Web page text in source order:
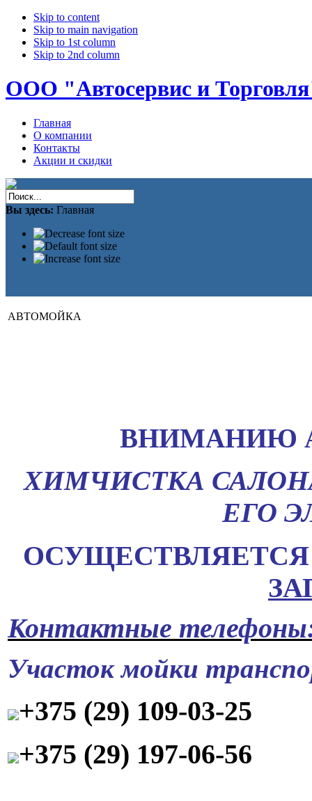
Skip to content
Skip to main navigation
Skip to 1st column
Skip to 2nd column
ООО "Автосервис и
Главная
О компании
Контакты
Акции и скидки
Вы здесь: Главная
АВТОМОЙКА
ВНИМАНИЮ
ХИМЧИСТКА
ЕГО
Контактные
Участок мойки
+375 (29) 109-03-25
+375 (29) 197-06-56